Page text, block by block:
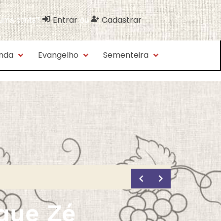
conta? Entrar ou Cadastrar
Evangelho Sementeira
Zé